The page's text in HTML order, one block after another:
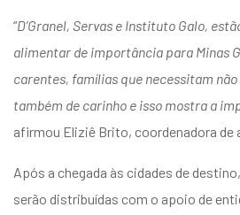
“D’Granel, Servas e Instituto Galo,
alimentar de importância para Minas
carentes, famílias que necessitam
também de carinho e isso mostra a
afirmou Eliziê Brito, coordenadora de
Após a chegada às cidades de
serão distribuídas com o apoio de